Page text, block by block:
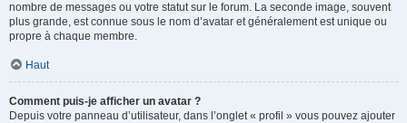
nombre de messages ou votre statut sur le forum. La seconde image, souvent
plus grande, est connue sous le nom d’avatar et généralement est unique ou
propre à chaque membre.
Haut
Comment puis-je afficher un avatar ?
Depuis votre panneau d’utilisateur, dans l’onglet « profil » vous pouvez ajouter